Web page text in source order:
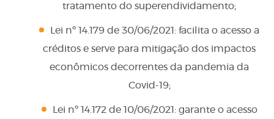
tratamento do superendividamento;
Lei nº 14.179 de 30/06/2021: facilita o acesso a
créditos e serve para mitigação dos impactos
econômicos decorrentes da pandemia da
Covid-19;
Lei nº 14.172 de 10/06/2021: garante o acesso